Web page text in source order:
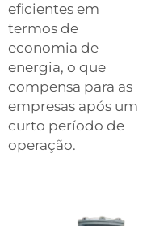
eficientes em
termos de
economia de
energia, o que
compensa para as
empresas após um
curto período de
operação.